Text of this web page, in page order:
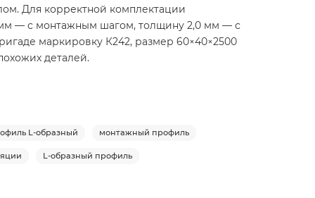
Для корректной комплектации
мм — с монтажным шагом, толщину 2,0 мм — с
маркировку К242, размер 60×40×2500
деталей.
L-образный монтажный профиль
L-образный профиль